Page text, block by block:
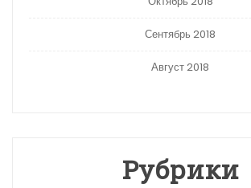
Сентябрь 2018
Август 2018
Рубрики